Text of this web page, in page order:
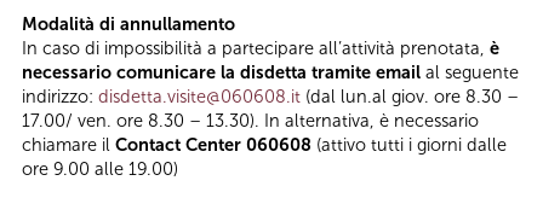
Modalità di annullamento
In caso di impossibilità a partecipare all’attività prenotata, è
necessario comunicare la disdetta tramite email al seguente
indirizzo: disdetta.visite@060608.it (dal lun.al giov. ore 8.30 –
17.00/ ven. ore 8.30 – 13.30). In alternativa, è necessario
chiamare il Contact Center 060608 (attivo tutti i giorni dalle
ore 9.00 alle 19.00)